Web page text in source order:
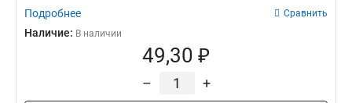
Подробнее Сравнить
Наличие: В наличии
49,30 ₽
– +